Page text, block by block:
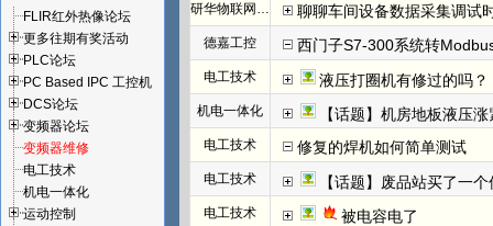
FLIR红外热像论坛
更多往期有奖活动
PLC论坛
PC Based IPC 工控机
DCS论坛
变频器论坛
变频器维修
电工技术
机电一体化
运动控制
研华物联网论坛 聊聊车间设备数据采集调试
德嘉工控 西门子S7-300系统转
电工技术 液压打圈机有修过的吗？
机电一体化 【话题】机房地板液压
电工技术 修复的焊机如何简单测试
电工技术 【话题】废品站买了一
电工技术 被电容电了